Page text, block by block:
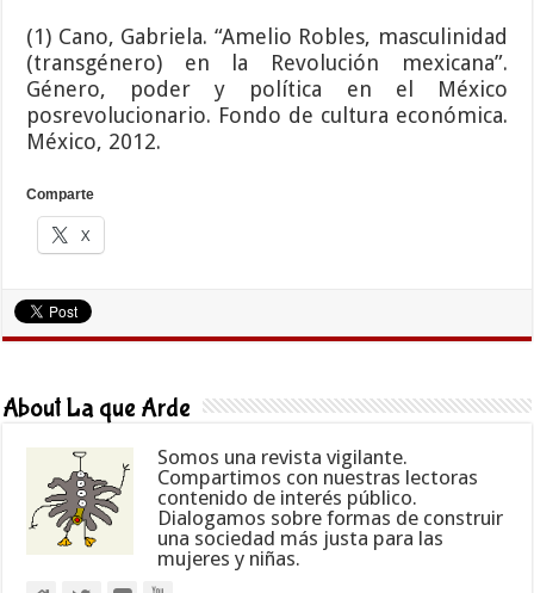
(1) Cano, Gabriela. “Amelio Robles, masculinidad
(transgénero) en la Revolución mexicana”.
Género, poder y política en el México
posrevolucionario. Fondo de cultura económica.
México, 2012.
Comparte
X
About La que Arde
Somos una revista vigilante.
Compartimos con nuestras lectoras
contenido de interés público.
Dialogamos sobre formas de construir
una sociedad más justa para las
mujeres y niñas.